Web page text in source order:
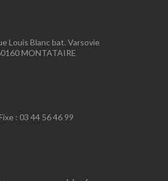
Louis Blanc bat. Varsovie
MONTATAIRE
: 03 44 56 46 99